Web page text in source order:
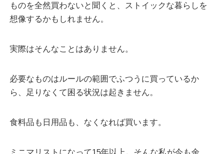
ものを全然買わないと聞くと、ストイックな暮らしを
想像するかもしれません。
実際はそんなことはありません。
必要なものはルールの範囲でふつうに買っているか
ら、足りなくて困る状況は起きません。
食料品も日用品も、なくなれば買います。
ミニマリストになって15年以上。そんな私が今も余